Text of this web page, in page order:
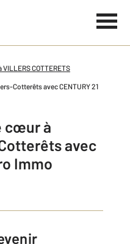
COTTERETS
Cotterêts avec CENTURY 21
cœur à
avec
Immo